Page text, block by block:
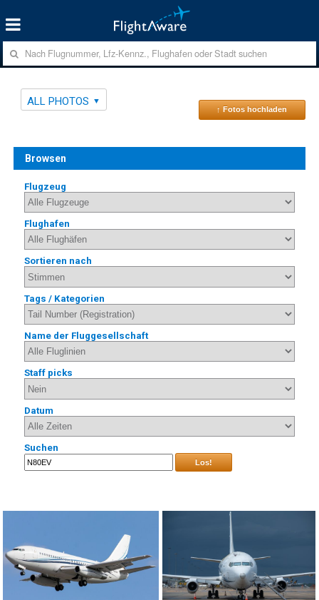
ALL PHOTOS
↑ Fotos hochladen
Browsen
Flugzeug
Flughafen
Sortieren nach
Tags / Kategorien
Name der Fluggesellschaft
Staff picks
Datum
Suchen
Los!